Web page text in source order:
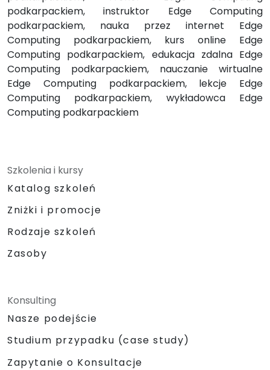
podkarpackiem, instruktor Edge Computing
podkarpackiem, nauka przez internet Edge
Computing podkarpackiem, kurs online Edge
Computing podkarpackiem, edukacja zdalna Edge
Computing podkarpackiem, nauczanie wirtualne
Edge Computing podkarpackiem, lekcje Edge
Computing podkarpackiem, wykładowca Edge
Computing podkarpackiem
Szkolenia i kursy
Katalog szkoleń
Zniżki i promocje
Rodzaje szkoleń
Zasoby
Konsulting
Nasze podejście
Studium przypadku (case study)
Zapytanie o Konsultacje